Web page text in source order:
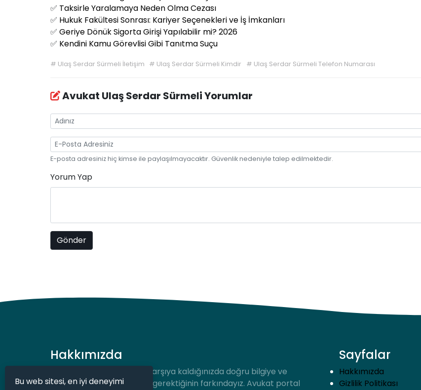
✅ Taksirle Yaralamaya Neden Olma Cezası
✅ Hukuk Fakültesi Sonrası: Kariyer Seçenekleri ve İş İmkanları
✅ Geriye Dönük Sigorta Girişi Yapılabilir mi? 2026
✅ Kendini Kamu Görevlisi Gibi Tanıtma Suçu
# Ulaş Serdar Sürmeli İletişim # Ulaş Serdar Sürmeli Kimdir # Ulaş Serdar Sürmeli Telefon Numarası
Avukat Ulaş Serdar Sürmeli Yorumlar
E-posta adresiniz hiç kimse ile paylaşılmayacaktır. Güvenlik nedeniyle talep edilmektedir.
Yorum Yap
Hakkımızda
Hukuki bir durum ile karşı karşıya kaldığınızda doğru bilgiye ve
desteğe hızlıca ulaşmanız gerektiğinin farkındayız. Avukat portal
Sayfalar
Hakkımızda
Gizlilik Politikası
Bu web sitesi, en iyi deneyimi